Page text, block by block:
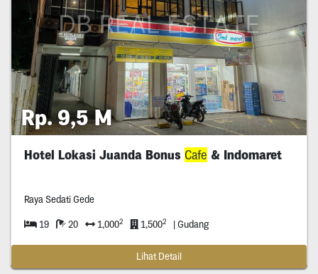
Rp. 9,5 M
Hotel Lokasi Juanda Bonus Cafe & Indomaret
Raya Sedati Gede
19 20 1,0002 1,5002 | Gudang
Lihat Detail